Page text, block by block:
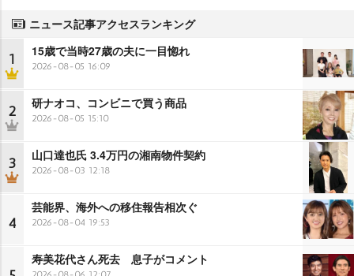
ニュース記事アクセスランキング
1 15歳で当時27歳の夫に一目惚れ
2026-08-05 16:09
2 研ナオコ、コンビニで買う商品
2026-08-05 15:10
3 山口達也氏 3.4万円の湘南物件契約
2026-08-03 12:18
4
芸能界、海外への移住報告相次ぐ
2026-08-04 19:53
寿美花代さん死去 息子がコメント